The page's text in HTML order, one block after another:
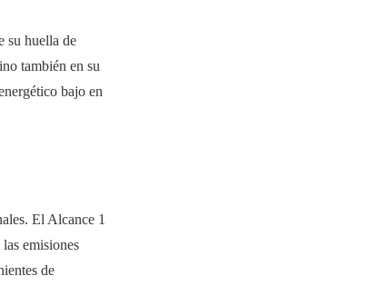
su huella de
también en su
bajo en
El Alcance 1
emisiones
de